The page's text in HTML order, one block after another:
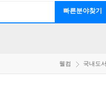
빠른분야찾기
웰컴 국내도서